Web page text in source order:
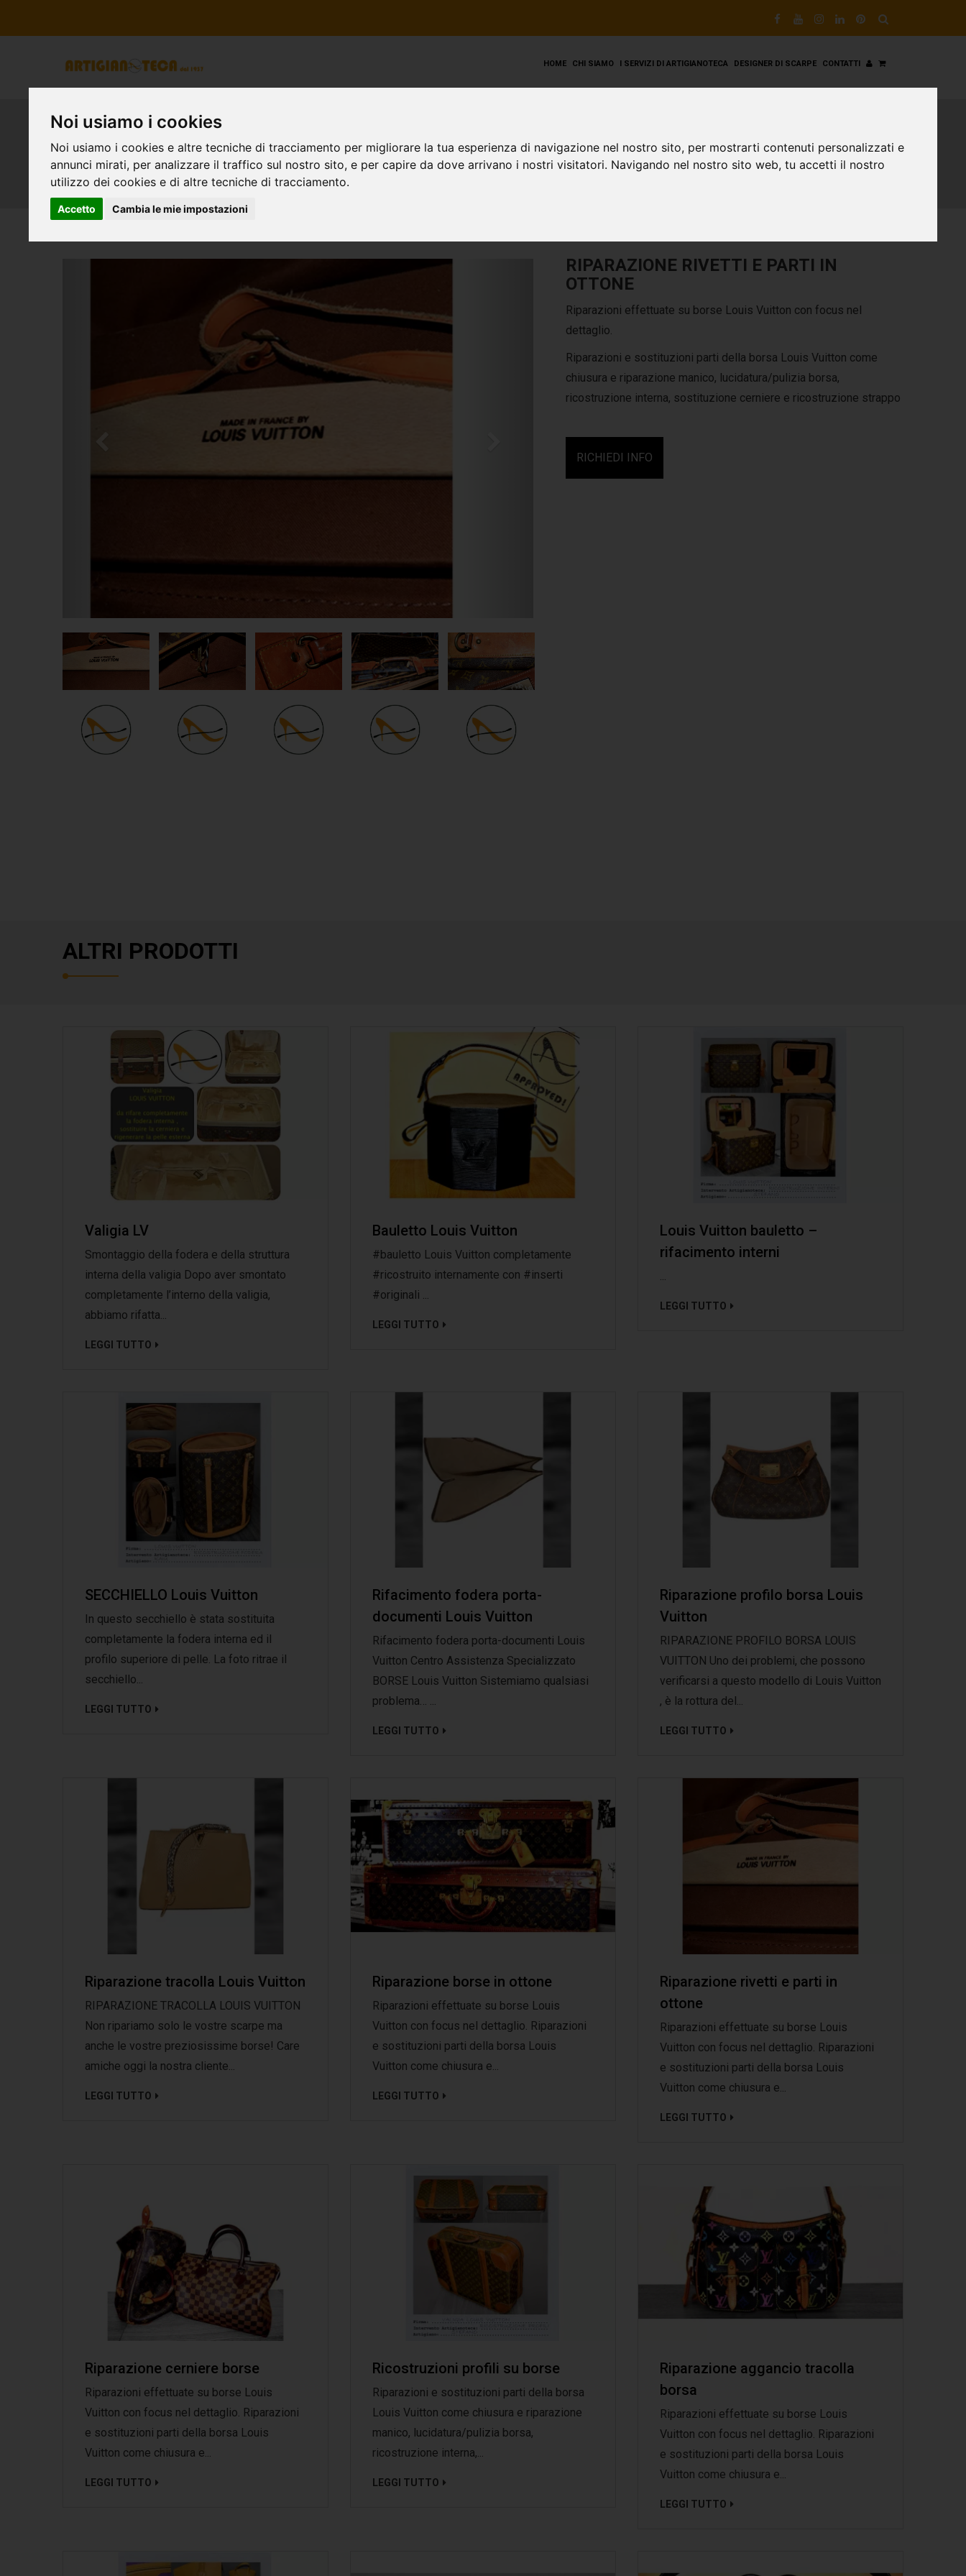
Noi usiamo i cookies
Noi usiamo i cookies e altre tecniche di tracciamento per migliorare la tua esperienza di navigazione nel nostro sito, per mostrarti contenuti personalizzati e
annunci mirati, per analizzare il traffico sul nostro sito, e per capire da dove arrivano i nostri visitatori. Navigando nel nostro sito web, tu accetti il nostro
utilizzo dei cookies e di altre tecniche di tracciamento.
Accetto Cambia le mie impostazioni
HOME CHI SIAMO I SERVIZI DI ARTIGIANOTECA DESIGNER DI SCARPE CONTATTI
Riparazione borse Louis Vuitton
RIPARAZIONE RIVETTI E PARTI IN
OTTONE
Riparazioni effettuate su borse Louis Vuitton con focus nel
dettaglio.
Riparazioni e sostituzioni parti della borsa Louis Vuitton come
chiusura e riparazione manico, lucidatura/pulizia borsa,
ricostruzione interna, sostituzione cerniere e ricostruzione strappo
RICHIEDI INFO
ALTRI PRODOTTI
Valigia LV
Smontaggio della fodera e della struttura
interna della valigia Dopo aver smontato
completamente l’interno della valigia,
abbiamo rifatta...
LEGGI TUTTO
Bauletto‬ Louis Vuitton
#‎bauletto‬ Louis Vuitton completamente
‪#‎ricostruito‬ internamente con ‪#‎inserti‬
‪#‎originali‬ ...
LEGGI TUTTO
Louis Vuitton bauletto –
rifacimento interni
LEGGI TUTTO
SECCHIELLO Louis Vuitton
In questo secchiello è stata sostituita
completamente la fodera interna ed il
profilo superiore di pelle. La foto ritrae il
secchiello...
LEGGI TUTTO
Rifacimento fodera porta-
documenti Louis Vuitton
Rifacimento fodera porta-documenti Louis
Vuitton Centro Assistenza Specializzato
BORSE Louis Vuitton Sistemiamo qualsiasi
problema… ...
LEGGI TUTTO
Riparazione profilo borsa Louis
Vuitton
RIPARAZIONE PROFILO BORSA LOUIS
VUITTON Uno dei problemi, che possono
verificarsi a questo modello di Louis Vuitton
, è la rottura del...
LEGGI TUTTO
Riparazione tracolla Louis Vuitton
RIPARAZIONE TRACOLLA LOUIS VUITTON
Non ripariamo solo le vostre scarpe ma
anche le vostre preziosissime borse! Care
amiche oggi la nostra cliente...
LEGGI TUTTO
Riparazione borse in ottone
Riparazioni effettuate su borse Louis
Vuitton con focus nel dettaglio. Riparazioni
e sostituzioni parti della borsa Louis
Vuitton come chiusura e...
LEGGI TUTTO
Riparazione rivetti e parti in
ottone
Riparazioni effettuate su borse Louis
Vuitton con focus nel dettaglio. Riparazioni
e sostituzioni parti della borsa Louis
Vuitton come chiusura e...
LEGGI TUTTO
Riparazione cerniere borse
Riparazioni effettuate su borse Louis
Vuitton con focus nel dettaglio. Riparazioni
e sostituzioni parti della borsa Louis
Vuitton come chiusura e...
LEGGI TUTTO
Ricostruzioni profili su borse
Riparazioni e sostituzioni parti della borsa
Louis Vuitton come chiusura e riparazione
manico, lucidatura/pulizia borsa,
ricostruzione interna,...
LEGGI TUTTO
Riparazione aggancio tracolla
borsa
Riparazioni effettuate su borse Louis
Vuitton con focus nel dettaglio. Riparazioni
e sostituzioni parti della borsa Louis
Vuitton come chiusura e...
LEGGI TUTTO